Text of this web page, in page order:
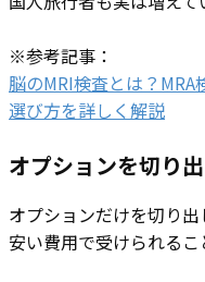
※参考記事：
脳のMRI検査とは？MRA
選び方を詳しく解説
オプションを切り
オプションだけを切り
安い費用で受けられるこ